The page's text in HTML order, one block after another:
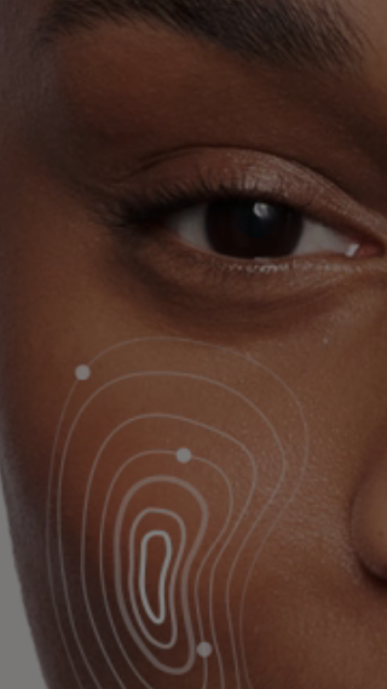
bellezza: dal modo in cui
per aiutarti a trovare il
ricevere consigli